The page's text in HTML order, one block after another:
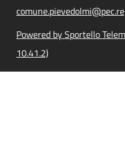
Powered by Sportello
10.41.2)